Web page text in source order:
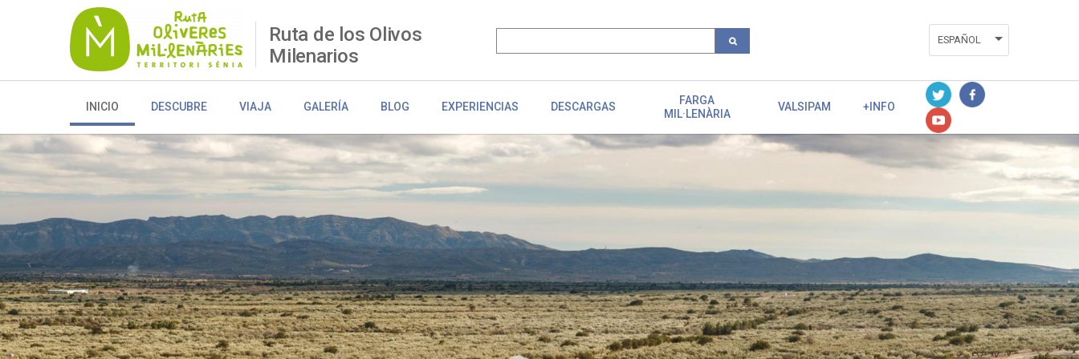
Ruta de los Olivos
Milenarios
ESPAÑOL
VALENCIÀ
INICIO DESCUBRE VIAJA GALERÍA BLOG EXPERIENCIAS DESCARGAS
FARGA
MIL·LENÀRIA
VALSIPAM +INFO